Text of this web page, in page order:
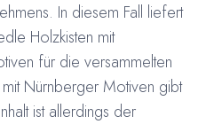
In diesem Fall liefert
Holzkisten mit
für die versammelten
Nürnberger Motiven gibt
ist allerdings der